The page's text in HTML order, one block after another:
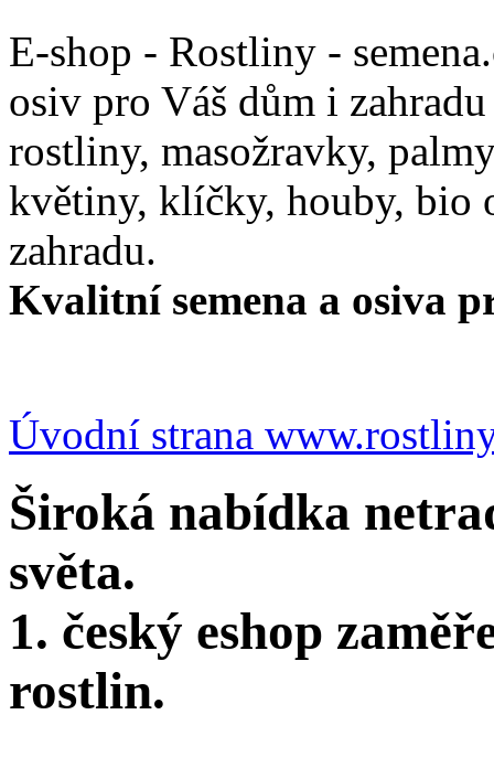
E-shop - Rostliny -
osiv pro Váš dům i
rostliny, masožravky,
květiny, klíčky, houby, bio
zahradu.
Kvalitní semena a osiva
Úvodní strana
Široká nabídka
světa.
1. český eshop
rostlin.